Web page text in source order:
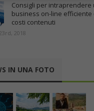
Consigli per intraprendere
business on-line efficiente
costi contenuti
2018
IN UNA FOTO